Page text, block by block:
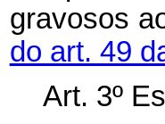
gravosos
do art. 49
Art. 3º